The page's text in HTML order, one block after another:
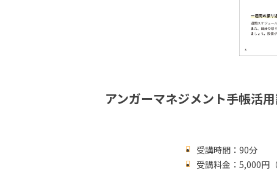
アンガーマネジメント手帳活
受講時間：90分
受講料金：5,000円